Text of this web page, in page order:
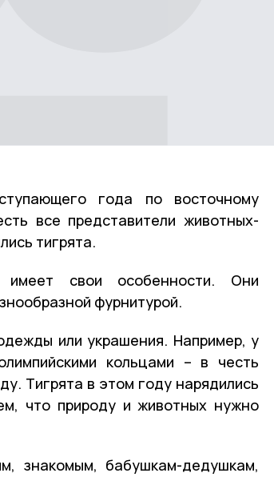
года по восточному
все представители животных-
тигрята.
свои особенности. Они
фурнитурой.
или украшения. Например, у
кольцами – в честь
Тигрята в этом году нарядились
что природу и животных нужно
знакомым, бабушкам-дедушкам,